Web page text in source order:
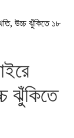
উচ্চ ঝুঁকিতে ১৮
ঝুঁকিতে